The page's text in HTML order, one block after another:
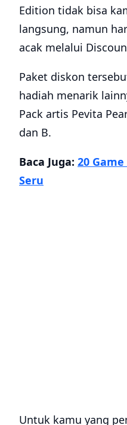
Edition tidak bisa
langsung, namun
acak melalui
Paket diskon
hadiah menarik
Pack artis Pevita
dan B.
Baca Juga: 20
Seru
Untuk kamu yang